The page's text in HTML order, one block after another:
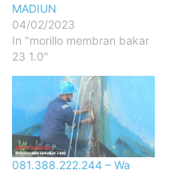
MADIUN
04/02/2023
In "morillo membran bakar
23 1.0"
081.388.222.244 – Wa